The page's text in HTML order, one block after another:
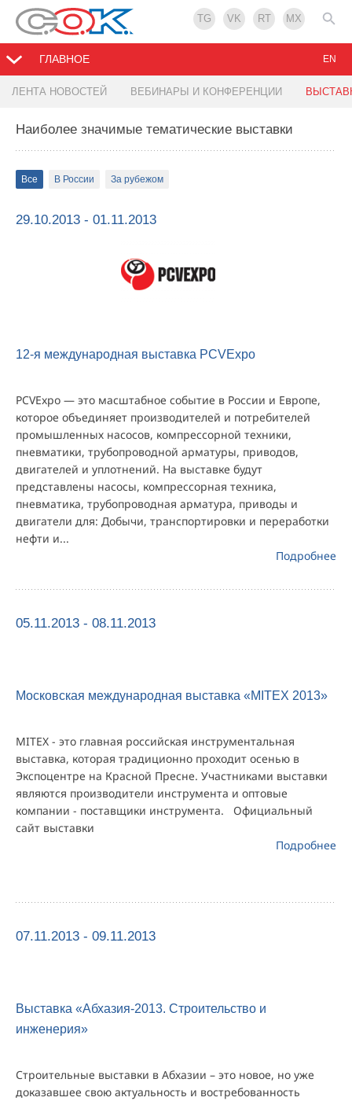
TG VK RT MX
ГЛАВНОЕ
ЛЕНТА НОВОСТЕЙ ВЕБИНАРЫ И КОНФЕРЕНЦИИ
EN
Наиболее значимые тематические выставки
Все В России За рубежом
29.10.2013 - 01.11.2013
12-я международная выставка PCVExpo
PCVExpo — это масштабное событие в России и Европе,
которое объединяет производителей и потребителей
промышленных насосов, компрессорной техники,
пневматики, трубопроводной арматуры, приводов,
двигателей и уплотнений. На выставке будут
представлены насосы, компрессорная техника,
пневматика, трубопроводная арматура, приводы и
двигатели для: Добычи, транспортировки и переработки
нефти и...
Подробнее
05.11.2013 - 08.11.2013
Московская международная выставка «MITEX 2013»
MITEX - это главная российская инструментальная
выставка, которая традиционно проходит осенью в
Экспоцентре на Красной Пресне. Участниками выставки
являются производители инструмента и оптовые
компании - поставщики инструмента. Официальный
сайт выставки
Подробнее
07.11.2013 - 09.11.2013
Выставка «Абхазия-2013. Строительство и
инженерия»
Строительные выставки в Абхазии – это новое, но уже
доказавшее свою актуальность и востребованность